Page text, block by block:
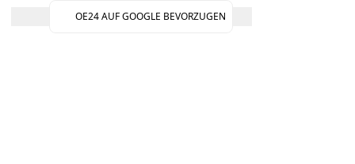
OE24 AUF GOOGLE BEVORZUGEN